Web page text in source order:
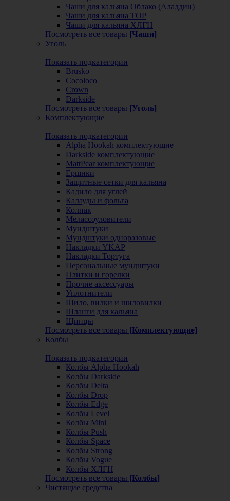
Чаши для кальяна Облако (Аладдин)
Чаши для кальяна ТОР
Чаши для кальяна ХЛГН
Посмотреть все товары [Чаши]
Уголь
Показать подкатегории
Brusko
Cocoloco
Crown
Darkside
Посмотреть все товары [Уголь]
Комплектующие
Показать подкатегории
Alpha Hookah комплектующие
Darkside комплектующие
MattPear комплектующие
Ершики
Защитные сетки для кальяна
Кадило для углей
Калауды и фольга
Колпак
Мелассоуловители
Мундштуки
Мундштуки одноразовые
Накладки YKAP
Накладки Тортуга
Персональные мундштуки
Плитки и горелки
Прочие аксессуары
Уплотнители
Шило, вилки и шиловилки
Шланги для кальяна
Щипцы
Посмотреть все товары [Комплектующие]
Колбы
Показать подкатегории
Колбы Alpha Hookah
Колбы Darkside
Колбы Delta
Колбы Drop
Колбы Edge
Колбы Level
Колбы Mini
Колбы Push
Колбы Space
Колбы Strong
Колбы Vogue
Колбы ХЛГН
Посмотреть все товары [Колбы]
Чистящие средства